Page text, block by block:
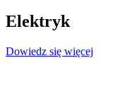
Elektryk
Dowiedz się więcej